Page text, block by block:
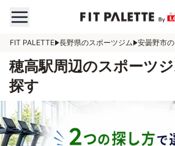
FIT PALETTE 長野県のスポーツジム 安曇野市
穂高駅周辺のスポーツ
探す